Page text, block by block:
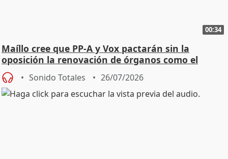
00:34
Maíllo cree que PP-A y Vox pactarán sin la
oposición la renovación de órganos como el
Defensor
Sonido Totales 26/07/2026